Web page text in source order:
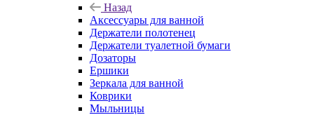
Назад
Аксессуары для ванной
Держатели полотенец
Держатели туалетной бумаги
Дозаторы
Ершики
Зеркала для ванной
Коврики
Мыльницы